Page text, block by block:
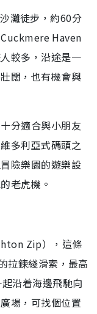
灘徒步，約60分
Haven
較多，沿途是一
闊，也有機會與
分適合與小朋友
多利亞式碼頭之
險樂園的遊樂設
老虎機。
Zip），這條
拉鍊綫滑索，最高
沿着海邊飛馳向
場，可找個位置